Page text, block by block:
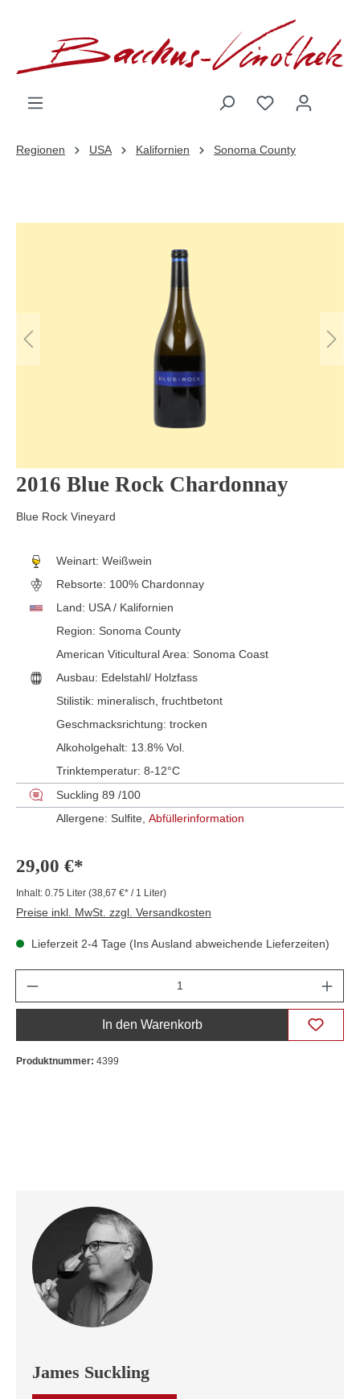
Regionen USA Kalifornien Sonoma County
2016 Blue Rock Chardonnay
Blue Rock Vineyard
Weinart: Weißwein
Rebsorte: 100% Chardonnay
Land: USA / Kalifornien
Region: Sonoma County
American Viticultural Area: Sonoma Coast
Ausbau: Edelstahl/ Holzfass
Stilistik: mineralisch , fruchtbetont
Geschmacksrichtung: trocken
Alkoholgehalt: 13.8% Vol.
Trinktemperatur: 8-12°C
Suckling 89 /100
Allergene: Sulfite, Abfüllerinformation
29,00 €*
Inhalt: 0.75 Liter (38,67 €* / 1 Liter)
Preise inkl. MwSt. zzgl. Versandkosten
Lieferzeit 2-4 Tage (Ins Ausland abweichende Lieferzeiten)
In den Warenkorb
Produktnummer: 4399
James Suckling